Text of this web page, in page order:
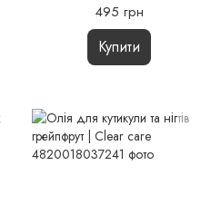
495 грн
Купити